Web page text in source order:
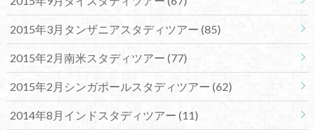
2015年3月タンザニアスタディツアー (85)
2015年2月南米スタディツアー (77)
2015年2月シンガポールスタディツアー (62)
2014年8月インドスタディツアー (11)